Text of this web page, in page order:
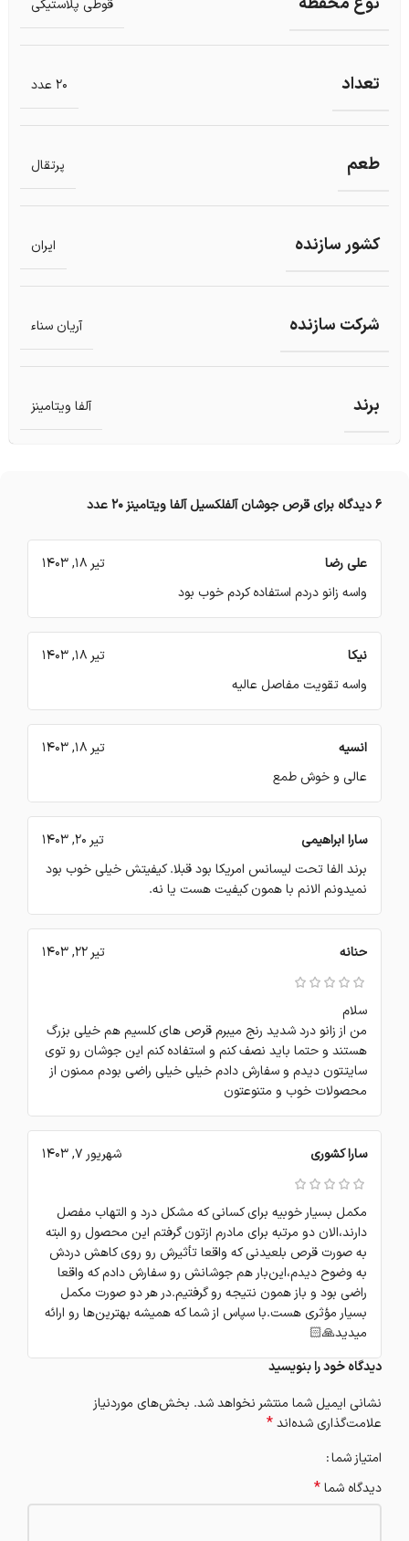
قوطی پلاستیکی
تعداد 20 عدد
طعم پرتقال
کشور سازنده ایران
شرکت سازنده آریان سناء
برند آلفا ویتامینز
6 دیدگاه برای قرص جوشان آلفلکسیل آلفا ویتامینز 20 عدد
علی رضا
تیر 18, 1403
واسه زانو دردم استفاده کردم خوب بود
نیکا
تیر 18, 1403
واسه تقویت مفاصل عالیه
انسیه
تیر 18, 1403
عالی و خوش طمع
سارا ابراهیمی
تیر 20, 1403
برند الفا تحت لیسانس امریکا بود قبلا. کیفیتش خیلی خوب بود
نمیدونم الانم با همون کیفیت هست یا نه.
حنانه تیر 22, 1403
سلام
من از زانو درد شدید رنج میبرم قرص های کلسیم هم خیلی بزرگ
هستند و حتما باید نصف کنم و استفاده کنم این جوشان رو توی
سایتتون دیدم و سفارش دادم خیلی خیلی راضی بودم ممنون از
محصولات خوب و متنوعتون
سارا کشوری شهریور 7, 1403
مکمل بسیار خوبیه برای کسانی که مشکل درد و التهاب مفصل
دارند،الان دو مرتبه برای مادرم ازتون گرفتم این محصول رو البته
به صورت قرص بلعیدنی که واقعا تأثیرش رو روی کاهش دردش
به وضوح دیدم،این‌بار هم جوشانش رو سفارش دادم که واقعا
راضی بود و باز همون نتیجه رو گرفتیم.در هر دو صورت مکمل
بسیار مؤثری هست.با سپاس از شما که همیشه بهترین‌ها رو ارائه
میدید🙏🏻
دیدگاه خود را بنویسید
نشانی ایمیل شما منتشر نخواهد شد. بخش‌های موردنیاز
علامت‌گذاری شده‌اند*
امتیاز شما
دیدگاه شما*